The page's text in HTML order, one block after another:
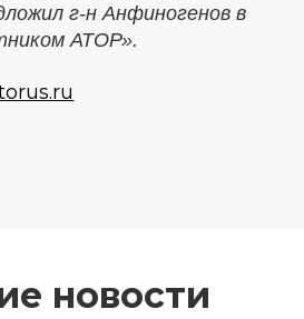
г-н Анфиногенов в
АТОР».
новости